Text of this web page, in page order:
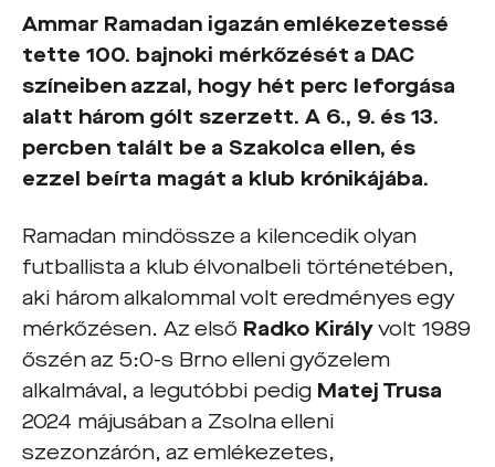
Ammar Ramadan igazán emlékezetessé
tette 100. bajnoki mérkőzését a DAC
színeiben azzal, hogy hét perc leforgása
alatt három gólt szerzett. A 6., 9. és 13.
percben talált be a Szakolca ellen, és
ezzel beírta magát a klub krónikájába.
Ramadan mindössze a kilencedik olyan
futballista a klub élvonalbeli történetében,
aki három alkalommal volt eredményes egy
mérkőzésen. Az első Radko Királyvolt 1989
őszén az 5:0-s Brno elleni győzelem
alkalmával, a legutóbbi pedig Matej Trusa
2024 májusában a Zsolna elleni
szezonzárón, az emlékezetes,